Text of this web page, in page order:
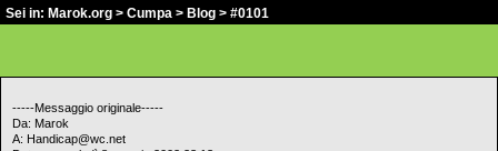
Sei in: Marok.org > Cumpa > Blog > #0101
-----Messaggio originale-----
Da: Marok
A: Handicap@wc.net